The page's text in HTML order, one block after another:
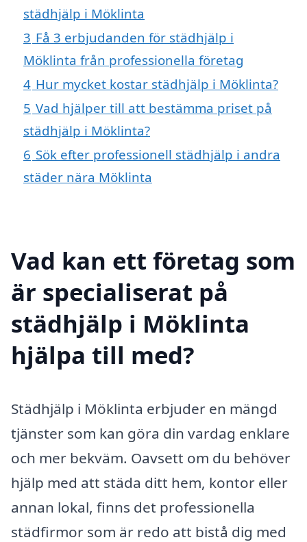
städhjälp i Möklinta
3 Få 3 erbjudanden för städhjälp i
Möklinta från professionella företag
4 Hur mycket kostar städhjälp i Möklinta?
5 Vad hjälper till att bestämma priset på
städhjälp i Möklinta?
6 Sök efter professionell städhjälp i andra
städer nära Möklinta
Vad kan ett företag som
är specialiserat på
städhjälp i Möklinta
hjälpa till med?
Städhjälp i Möklinta erbjuder en mängd
tjänster som kan göra din vardag enklare
och mer bekväm. Oavsett om du behöver
hjälp med att städa ditt hem, kontor eller
annan lokal, finns det professionella
städfirmor som är redo att bistå dig med